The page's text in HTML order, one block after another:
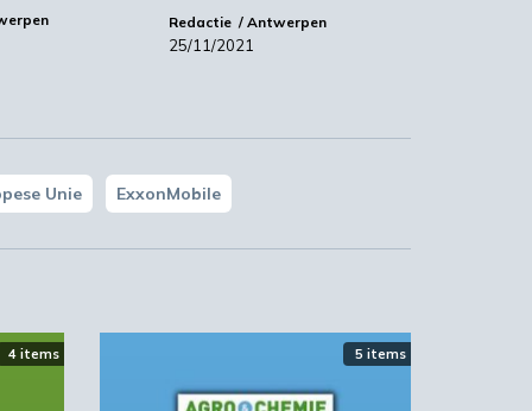
Redactie Antwerpen
25/11/2021
Unie ExxonMobile
4 items 5 items